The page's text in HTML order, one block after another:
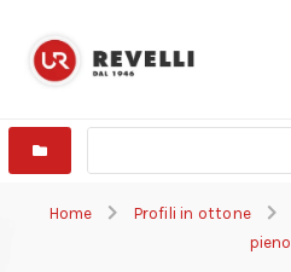
Home Profili in ottone
pieno